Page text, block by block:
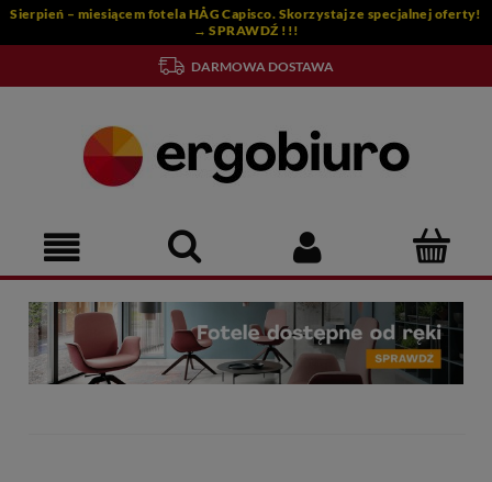
Sierpień – miesiącem fotela HÅG Capisco. Skorzystaj ze specjalnej oferty!
→ SPRAWDŹ !!!
DARMOWA DOSTAWA